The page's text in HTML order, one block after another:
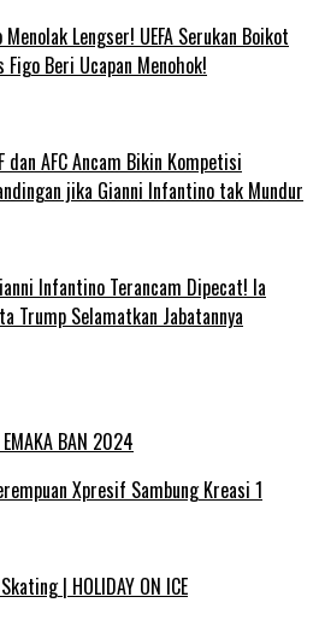
Lengser! UEFA Serukan Boikot
Figo Beri Ucapan Menohok!
dan AFC Ancam Bikin Kompetisi
jika Gianni Infantino tak Mundur
Infantino Terancam Dipecat! Ia
Trump Selamatkan Jabatannya
BAN 2024
Xpresif Sambung Kreasi 1
| HOLIDAY ON ICE